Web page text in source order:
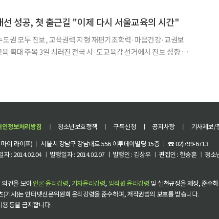
선 성공, 첫 출근길 "이제 다시 서울교육의 시간"
권 모두 진보, 교육권력 지형 재편기초학력·마음건강·교권보
육감 선거에서 진보 성향 후
인정보처리방침 ㅣ 청소년보호정책 ㅣ 구독신청 ㅣ 공지사항 ㅣ
기사제보/
이 라이프) ㅣ 서울시 강남구 강남대로 556 이투데이빌딩 15층 ㅣ ☎ 02)799-6713
: 2014.02.04 ㅣ 발행일자 : 2014.02.07 ㅣ 발행인 : 김상우 ㅣ 편집인 : 한승훈 ㅣ 청
의견을 모아언론 윤리강령, 기자윤리강령, 임직원 윤리강령 및 실천규정을 제정, 준수
기사)는 인터넷신문위원회 윤리강령을 준수하며, 저작권법의 보호를 받습니다.
등을 금지합니다.